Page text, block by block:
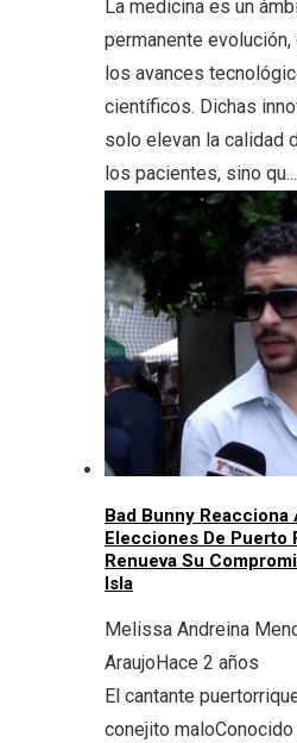
La medicina es un
permanente evolución,
los avances
científicos. Dichas
solo elevan la calidad
los pacientes, sino qu...
Bad Bunny Reacciona
Elecciones De Puerto
Renueva Su
Isla
Melissa Andreina
AraujoHace 2 años
El cantante
conejito